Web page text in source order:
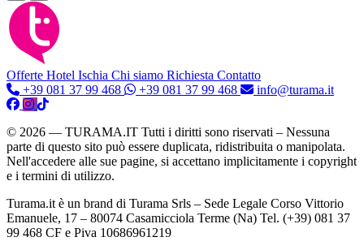
Offerte Hotel Ischia Chi siamo Richiesta Contatto
+39 081 37 99 468
+39 081 37 99 468 info@turama.it
© 2026 — TURAMA.IT Tutti i diritti sono riservati – Nessuna
parte di questo sito può essere duplicata, ridistribuita o manipolata.
Nell'accedere alle sue pagine, si accettano implicitamente i copyright
e i termini di utilizzo.
Turama.it è un brand di Turama Srls – Sede Legale Corso Vittorio
Emanuele, 17 – 80074 Casamicciola Terme (Na) Tel. (+39) 081 37
99 468 CF e Piva 10686961219